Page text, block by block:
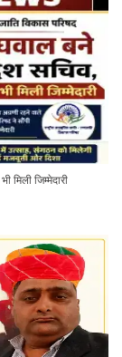
मिली जिम्मेदारी